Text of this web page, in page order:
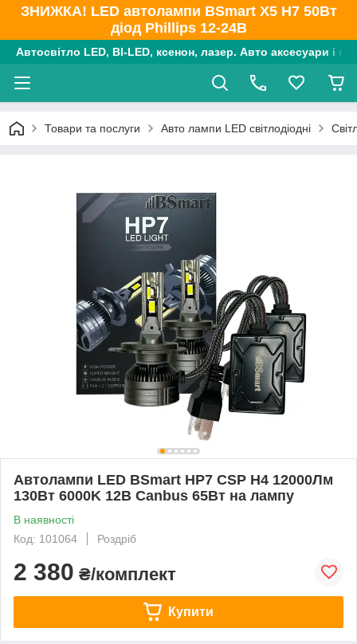
ЗНИЖКА! LED автолампи BSmart X5 H7 50Вт
діод Phillips 12-24В
Автосвітло LED, BI-LED, ксенон, лазер. Авто аксесуари і
Товари та послуги Авто лампи LED світлодіодні
Автолампи LED BSmart HP7 CSP H4 12000Лм
130Вт 6000K 12В Canbus 65Вт на лампу
В наявності
Код: 101064
Роздріб
2 380 ₴/комплект
Купити